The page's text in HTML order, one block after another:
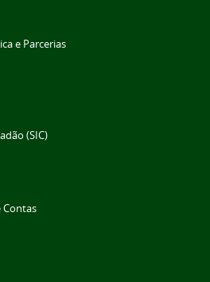
e Parcerias
(SIC)
Contas